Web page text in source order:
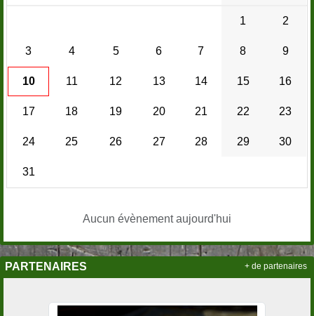
1 2
3 4 5 6 7 8 9
10 11 12 13 14 15 16
17 18 19 20 21 22 23
24 25 26 27 28 29 30
31
Aucun évènement aujourd'hui
PARTENAIRES + de partenaires